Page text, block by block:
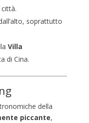
soprattutto
Villa
di Cina.
della
piccante,